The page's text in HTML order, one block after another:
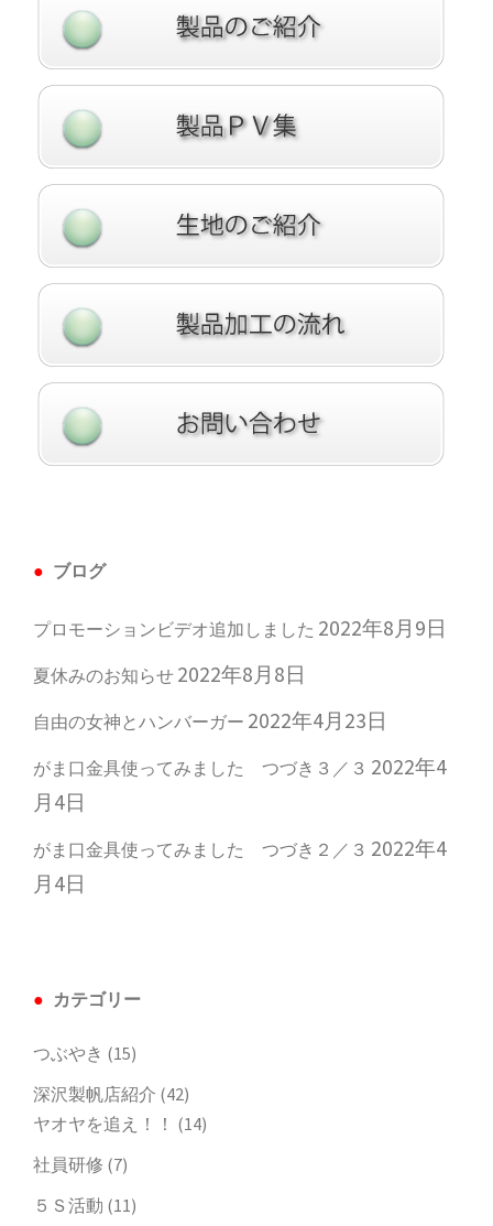
ブログ
プロモーションビデオ追加しました 2022年8月9日
夏休みのお知らせ 2022年8月8日
自由の女神とハンバーガー 2022年4月23日
がま口金具使ってみました つづき３／３ 2022年4
月4日
がま口金具使ってみました つづき２／３ 2022年4
月4日
カテゴリー
つぶやき (15)
深沢製帆店紹介 (42)
ヤオヤを追え！！ (14)
社員研修 (7)
５Ｓ活動 (11)